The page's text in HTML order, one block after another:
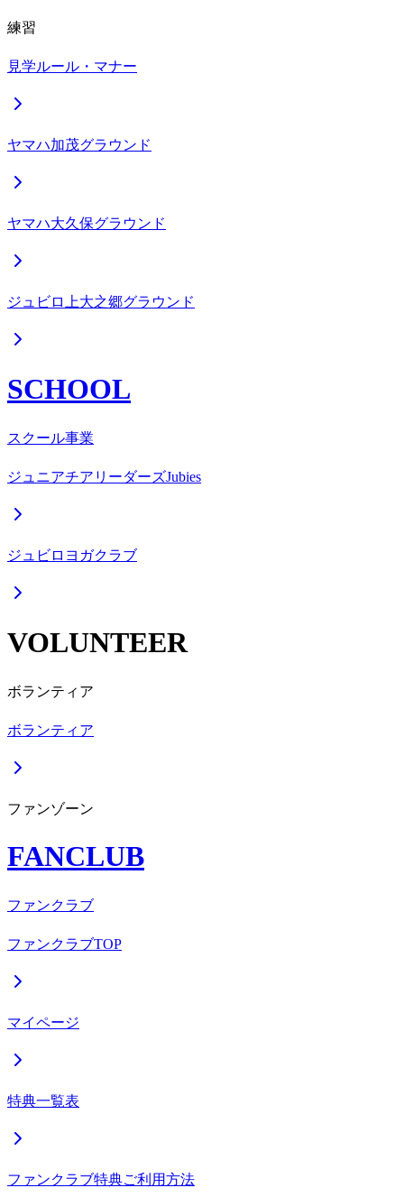
練習
見学ルール・マナー
ヤマハ加茂グラウンド
ヤマハ大久保グラウンド
ジュビロ上大之郷グラウンド
SCHOOL
スクール事業
ジュニアチアリーダーズJubies
ジュビロヨガクラブ
VOLUNTEER
ボランティア
ボランティア
ファンゾーン
FANCLUB
ファンクラブ
ファンクラブTOP
マイページ
特典一覧表
ファンクラブ特典ご利用方法